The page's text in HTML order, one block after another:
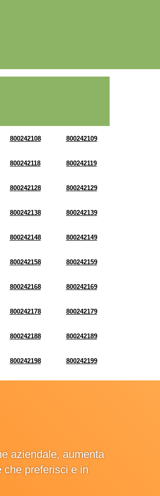
800242108 800242109
800242118 800242119
800242128 800242129
800242138 800242139
800242148 800242149
800242158 800242159
800242168 800242169
800242178 800242179
800242188 800242189
800242198 800242199
aziendale, aumenta
che preferisci e in